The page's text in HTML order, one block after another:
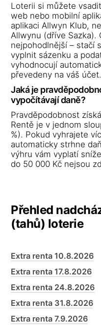
Loterii si můžete
web nebo mobilní
aplikaci Allwyn Klub,
Allwynu (dříve Sazka).
nejpohodlnější – stačí
vyplnit sázenku a
vyhodnocují
převedeny na váš účet.
Jaká je
vypočítávají daně?
Pravděpodobnost
Rentě je v jednom
%). Pokud vyhrajete
automaticky strhne
výhru vám vyplatí
do 50 000 Kč nejsou
Přehled
(tahů) loterie
Extra renta 10.8.2026
Extra renta 17.8.2026
Extra renta 24.8.2026
Extra renta 31.8.2026
Extra renta 7.9.2026